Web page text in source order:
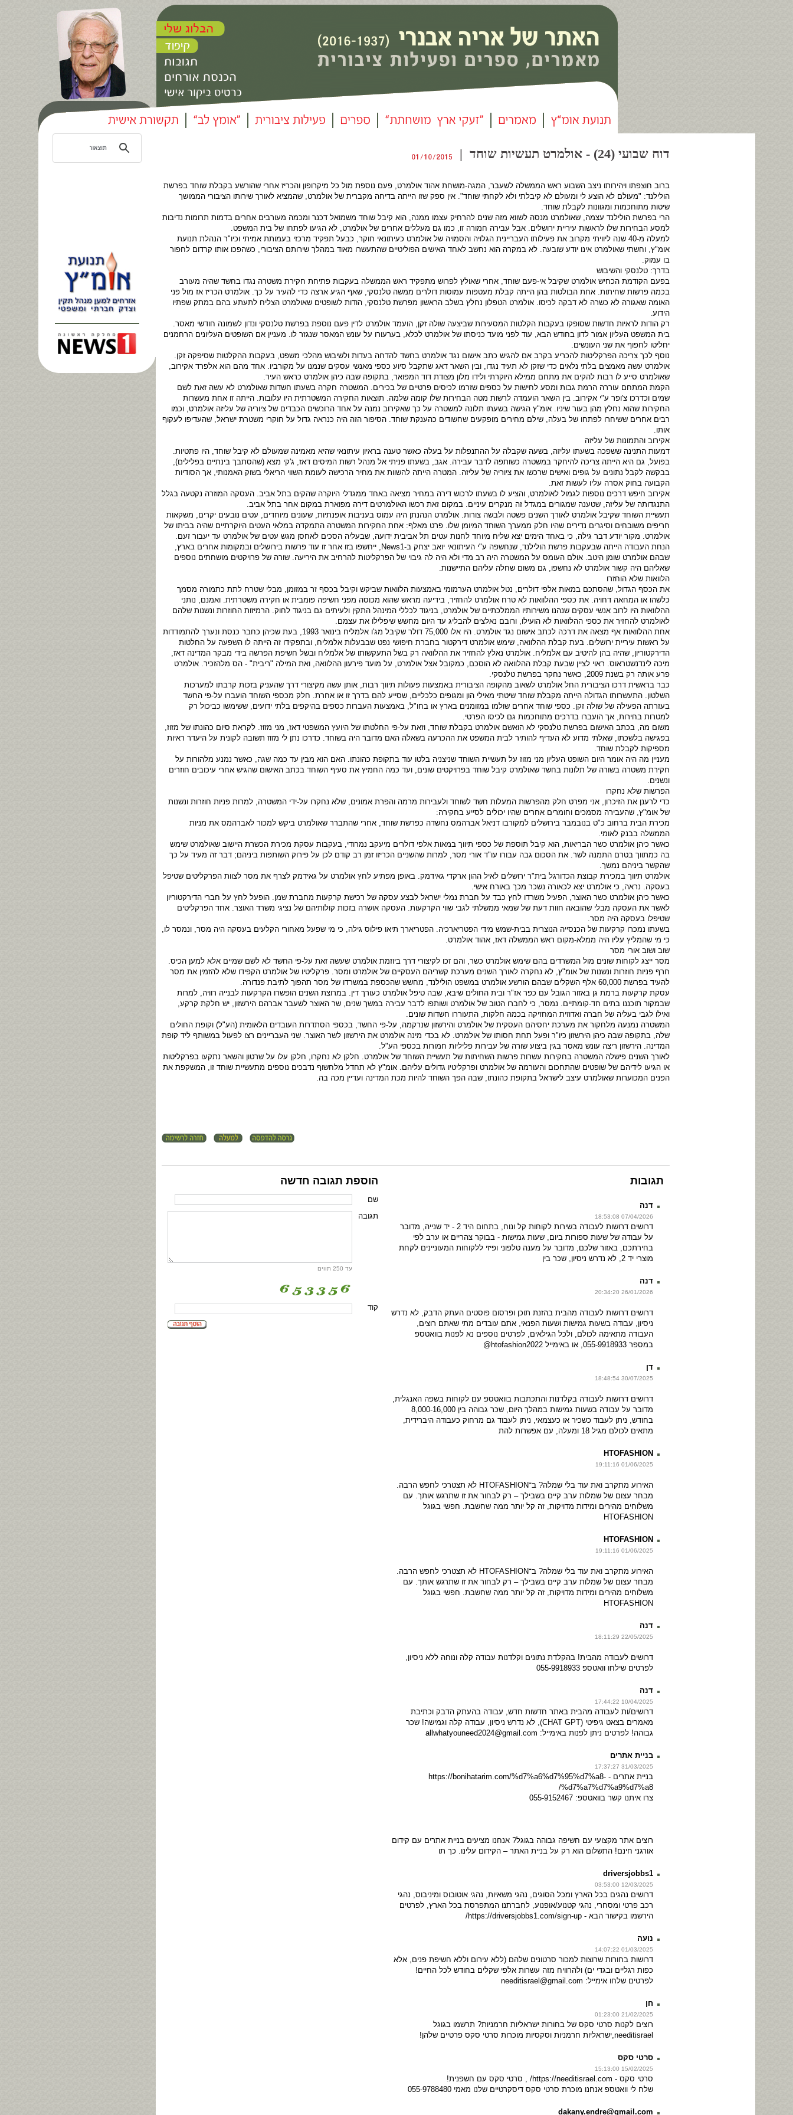
דוח שבועי (24) - אולמרט תעשיות שוחד |
ברוב חוצפתו ויהירותו ניצב השבוע ראש הממשלה לשעבר, המגה-מושחת אהוד אולמרט, פעם נוספת מול כל מיקרופון והכריז אחרי שהורשע בקבלת שוחד בפרשת
הולילנד: "מעולם לא הוצע לי ומעולם לא קיבלתי ולא לקחתי שוחד". אין ספק שזו הייתה בדיחה מקברית של אולמרט, שהמציא לאורך שירותו הציבורי הממושך
שיטות מתוחכמות ומגוונות לקבלת שוחד.
הרי בפרשת הולילנד עצמה, שאולמרט מנסה לשווא מזה שנים להרחיק עצמו ממנה, הוא קיבל שוחד משמואל דכנר ומכמה מעורבים אחרים בדמות תרומות נדיבות
למסע הבחירות שלו לראשות עיריית ירושלים. אבל עבירה חמורה זו, כמו גם מעללים אחרים של אולמרט, לא הגיעו לפתחו של בית המשפט.
למעלה מ-40 שנה ליוויתי מקרוב את פעילותו העבריינית הגלויה והסמויה של אולמרט כעיתונאי חוקר, כבעל תפקיד מרכזי בעמותת אמיתי וכיו"ר הנהלת תנועת
אומ"ץ, וחשתי שאולמרט אינו יודע שובעה. לא במקרה הוא נחשב לאחד האישים הפוליטיים שהתעשרו מאוד במהלך שירותם הציבורי, כשהפכו אותו קרדום לחפור
בו עמוק.
בדרך: טלנסקי והשיבוש
בפעם הקודמת הכחיש אולמרט שקיבל אי-פעם שוחד, אחרי שאולץ לפרוש מתפקיד ראש הממשלה בעקבות פתיחת חקירת משטרה נגדו בחשד שהיה מעורב
בכמה פרשות שחיתות. אחת הבולטות בהן הייתה קבלת מעטפות עמוסות דולרים ממשה טלנסקי, שאף הגיע ארצה כדי להעיר על כך. אולמרט הכריז אז מול פני
האומה שאגורה לא כשרה לא דבקה לכיסו. אולמרט הטפלון נחלץ בשלב הראשון מפרשת טלנסקי, הודות לשופטים שאולמרט הצליח לתעתע בהם במתק שפתיו
הידוע.
רק הודות לראיות חדשות שסופקו בעקבות הקלטות המסעירות שביצעה שולה זקן, הועמד אולמרט לדין פעם נוספת בפרשת טלנסקי ונדון לשמונה חודשי מאסר.
בית המשפט העליון אמור לדון בחודש הבא, עוד לפני מועד כניסתו של אולמרט לכלא, בערעורו על עונש המאסר שנגזר לו. מעניין אם השופטים העליונים הרחמנים
יחליטו לחפוף את שני העונשים.
נוסף לכך צריכה הפרקליטות להכריע בקרב אם להגיש כתב אישום נגד אולמרט בחשד להדחה בעדות ולשיבוש מהלכי משפט, בעקבות ההקלטות שסיפקה זקן.
אולמרט עשה מאמצים בלתי נלאים כדי שזקן לא תעיד נגדו, ובין השאר דאג שתקבל סיוע כספי מאנשי עסקים שנמנו על מקורביו. אחד מהם הוא אלפרד אקירוב,
שאולמרט סייע לו רבות להקים את מתחם ממילא היוקרתי ולידו מלון מצודת דוד המפואר, בתקופה שבה כיהן אולמרט כראש העיר.
הקמת המתחם עוררה הרמת גבות ומסע לחישות על כספים שזרמו לכיסים פרטיים של בכירים. המשטרה חקרה בשעתו חשדות שאולמרט לא עשה זאת לשם
שמים וכדרכו צ'ופר ע"י אקירוב. בין השאר הועמדה לרשות מטה הבחירות שלו קומה שלמה. תוצאות החקירה המשטרתית היו עלובות. הייתה זו אחת מעשרות
החקירות שהוא נחלץ מהן בעור שיניו. אומ"ץ הגישה בשעתו תלונה למשטרה על כך שאקירוב נמנה על אחד הרוכשים הכבדים של ציוריה של עליזה אולמרט, וכמו
רבים אחרים ששיחרו לפתחו של בעלה, שילם מחירים מופקעים שחשודים כהענקת שוחד. הסיפור הזה היה כנראה גדול על חוקרי משטרת ישראל, שהעדיפו לעקוף
אותו.
אקירוב והתמונות של עליזה
דמעות התנינה ששפכה בשעתו עליזה, בשעה שקבלה על ההתנפלות על בעלה כאשר טענה בראיון עיתונאי שהיא מאמינה שמעולם לא קיבל שוחד, היו פתטיות.
בפועל, גם היא הייתה צריכה להיחקר במשטרה כשותפה לדבר עבירה. אגב, בשעתו פניתי אל מנהל רשות המיסים דאז, ג'קי מצא (שהסתבך בינתיים בפלילים),
בבקשה לקבל נתונים על גופים ואישים שרכשו את ציוריה של עליזה. המטרה הייתה להשוות את מחיר הרכישה לעומת השווי הריאלי בשוק האמנותי, אך הסודיות
הקבועה בחוק אסרה עליו לעשות זאת.
אקירוב חיפש דרכים נוספות לגמול לאולמרט, והציע לו בשעתו לרכוש דירה במחיר מציאה באחד ממגדלי היוקרה שהקים בתל אביב. העסקה המוזרה נקטעה בגלל
התנגדותה של עליזה, שטענה שמגורים במגדל זה מנקרים עיניים. במקום זאת רכשו האולמרטים דירה מפוארת במקום אחר בתל אביב.
תעשיית השוחד שקיבל אולמרט לאורך השנים פשטה ולבשה צורות. אולמרט הנהנתן היה עמוס בעניבות אופנתיות, שעונים מיוחדים, עטים נובעים יקרים, משקאות
חריפים משובחים וסיגרים נדירים שהיו חלק ממערך השוחד המיומן שלו. פרט מאלף: אחת החקירות המשטרה התמקדה במלאי העטים היוקרתיים שהיה בביתו של
אולמרט. מקור יודע דבר גילה, כי באחד הימים יצא שליח מיוחד לחנות עטים תל אביבית ידועה, שבעליה הסכים לאחסן מגש עטים של אולמרט עד יעבור זעם.
הנחת העבודה הייתה שבעקבות פרשת הולילנד, שנחשפה ע"י העיתונאי יואב יצחק ב-News1, ייחשפו בזו אחר זו עוד פרשות בירושלים ובמקומות אחרים בארץ,
שבהם אולמרט שומן היטב. אולם העומס על המשטרה היה רב מדי ולא היה לה גיבוי של הפרקליטות להרחיב את היריעה. שורה של פרויקטים מושחתים נוספים
שאליהם היה קשור אולמרט לא נחשפו, גם משום שחלה עליהם התיישנות.
הלוואות שלא הוחזרו
את הכסף הגדול, שהסתכם במאות אלפי דולרים, נטל אולמרט הערמומי באמצעות הלוואות שביקש וקיבל בכסף זר במזומן, מבלי שטרח לתת כתמורה מסמך
כלשהו או המחאה דחויה. את כספי ההלוואות לא טרח אולמרט להחזיר, בידיעה מראש שהוא מכוסה מפני חשיפה פומבית או חקירה משטרתית. ואמנם, נותני
ההלוואות היו לרוב אנשי עסקים שנהנו משירותיו הממלכתיים של אולמרט, בניגוד לכללי המינהל התקין ולעיתים גם בניגוד לחוק. הרמיזות החוזרות ונשנות שלהם
לאולמרט להחזיר את כספי ההלוואות לא הועילו, ורובם נאלצים להבליג עד היום מחשש שיפלילו את עצמם.
אחת ההלוואות אף מצאה את דרכה לכתב אישום נגד אולמרט. היו אלו 75,000 דולר שקיבל מג'ו אלמליח בינואר 1993, בעת שכיהן כחבר כנסת ונערך להתמודדות
על ראשות עיריית ירושלים. בעת קבלת ההלוואה, שימש אולמרט דירקטור בחברת חיפושי נפט שבבעלות אלמליח, ובתפקידו זה הייתה לו השפעה על החלטות
הדירקטוריון, שהיה בהן להיטיב עם אלמליח. אולמרט נאלץ להחזיר את ההלוואה רק בשל התעקשותו של אלמליח ובשל חשיפת הפרשה בידי מבקר המדינה דאז,
מיכה לינדנשטראוס. ראוי לציין שבעת קבלת ההלוואה לא הוסכם, כמקובל אצל אולמרט, על מועד פירעון ההלוואה, ואת המילה "ריבית" - הס מלהזכיר. אולמרט
פרע אותה רק בשנת 2009, כאשר נחקר בפרשת טלנסקי.
כבר בראשית דרכו הציבורית החל אולמרט לשאוב מהקופה הציבורית באמצעות פעולות תיווך רבות, אותן עשה מקיצורי דרך שהעניק בזכות קרבתו למערכות
השלטון. התעשרותו הגדולה הייתה מקבלת שוחד שיטתי מאילי הון ומגופים כלכליים, שסייע להם בדרך זו או אחרת. חלק מכספי השוחד הועברו על-פי החשד
בעזרתה הפעילה של שולה זקן. כספי שוחד אחרים שולמו במזומנים בארץ או בחו"ל, באמצעות העברות כספים בהיקפים בלתי ידועים, ששימשו כביכול רק
למטרות בחירות, אך הועברו בדרכים מתוחכמות גם לכיסו הפרטי.
משום מה, בכתב האישום בפרשת טלנסקי לא הואשם אולמרט בקבלת שוחד, וזאת על-פי החלטתו של היועץ המשפטי דאז, מני מזוז. לקראת סיום כהונתו של מזוז,
בפגישה בלשכתו, שאלתי מדוע לא העדיף להותיר לבית המשפט את ההכרעה בשאלה האם מדובר היה בשוחד. כדרכו נתן לי מזוז תשובה לקונית על היעדר ראיות
מספיקות לקבלת שוחד.
מעניין מה היה אומר היום השופט העליון מני מזוז על תעשיית השוחד שניצניה בלטו עוד בתקופת כהונתו. האם הוא מבין עד כמה שגה, כאשר נמנע מלהורות על
חקירת משטרה בשורה של תלונות בחשד שאולמרט קיבל שוחד בפרויקטים שונים, ועד כמה החמיץ את סעיף השוחד בכתב האישום שהגיש אחרי עיכובים חוזרים
ונשנים.
הפרשות שלא נחקרו
כדי לרענן את הזיכרון, אני מפרט חלק מהפרשות המעלות חשד לשוחד ולעבירות מרמה והפרת אמונים, שלא נחקרו על-ידי המשטרה, למרות פניות חוזרות ונשנות
של אומ"ץ, שהעבירה מסמכים וחומרים אחרים שהיו יכולים לסייע בחקירה:
מכירת הבית ברחוב כ"ט בנובמבר בירושלים למקורבו דניאל אברהמס נחשדה כפרשת שוחד, אחרי שהתברר שאולמרט ביקש למכור לאברהמס את מניות
הממשלה בבנק לאומי.
כאשר כיהן אולמרט כשר הבריאות, הוא קיבל תוספת של כספי תיווך במאות אלפי דולרים מיעקב נמרודי, בעקבות עסקת מכירת הכשרת היישוב שאולמרט שימש
בה כמתווך בטרם התמנה לשר. את הסכום גבה עבורו עו"ד אורי מסר, למרות שהשניים הכריזו זמן רב קודם לכן על פירוק השותפות ביניהם; דבר זה מעיד על כך
שהקשר ביניהם נמשך.
אולמרט תיווך במכירת קבוצת הכדורגל בית"ר ירושלים לאיל ההון ארקדי גאידמק. באופן מפתיע לחץ אולמרט על גאידמק לצרף את מסר לצוות הפרקליטים שטיפל
בעסקה. נראה, כי אולמרט יצא לכאורה נשכר מכך באורח אישי.
כאשר כיהן אולמרט כשר האוצר, הפעיל משרדו לחץ כבד על חברת נמלי ישראל לבצע עסקה של רכישת קרקעות מחברת שמן. הופעל לחץ על חברי הדירקטוריון
לאשר את העסקה מבלי שהובאה חוות דעת של שמאי ממשלתי לגבי שווי הקרקעות. העסקה אושרה בזכות קולותיהם של נציגי משרד האוצר. אחד הפרקליטים
שטיפלו בעסקה היה מסר.
בשעתו נמכרו קרקעות של הכנסייה הנוצרית בבית-שמש מידי הפטריארכיה. הפטריארך תיאו פילוס גילה, כי מי שפעל מאחורי הקלעים בעסקה היה מסר, ונמסר לו,
כי מי שהמליץ עליו היה ממלא-מקום ראש הממשלה דאז, אהוד אולמרט.
שוב ושוב אורי מסר
מסר ייצג לקוחות שונים מול המשרדים בהם שימש אולמרט כשר, והם זכו לקיצורי דרך ביוזמת אולמרט שעשה זאת על-פי החשד לא לשם שמיים אלא למען הכיס.
חרף פניות חוזרות ונשנות של אומ"ץ, לא נחקרה לאורך השנים מערכת קשריהם העסקיים של אולמרט ומסר. פרקליטיו של אולמרט הקפידו שלא להזמין את מסר
להעיד בפרשת 60,000 אלף השקלים שבהם הורשע אולמרט במשפט הולילנד, מחשש שהכספת במשרדו של מסר תהפוך לתיבת פנדורה.
עסקת קרקעות ברמת גן באזור הגובל עם כפר אז"ר ובית החולים שיבא, שבה טיפל אולמרט כעורך דין. במרוצת השנים הופשרו הקרקעות לבנייה רוויה, למרות
שבמקור תוכננו בתים חד-קומתיים. נמסר, כי לחברו הטוב של אולמרט ושותפו לדבר עבירה במשך שנים, שר האוצר לשעבר אברהם הירשזון, יש חלקת קרקע,
ואילו לגבי בעליה של חברה ואדוזית המחזיקה בכמה חלקות, התעוררו חשדות שונים.
המשטרה נמנעה מלחקור את מערכת יחסיהם העסקית של אולמרט והירשזון שנרקמה, על-פי החשד, בכספי הסתדרות העובדים הלאומית (הע"ל) וקופת החולים
שלה, בתקופה שבה כיהן הירשזון כיו"ר ופעל תחת חסותו של אולמרט. לא בכדי מינה אולמרט את הירשזון לשר האוצר. שני העבריינים רצו לפעול במשותף ליד קופת
המדינה. הירשזון ריצה עונש מאסר בגין ביצוע שורה של עבירות פליליות חמורות בכספי הע"ל.
לאורך השנים פישלה המשטרה בחקירות עשרות פרשות השחיתות של תעשיית השוחד של אולמרט. חלקן לא נחקרו, חלקן עלו על שרטון והשאר נתקעו בפרקליטות
או הגיעו לידיהם של שופטים שהתחכום והעורמה של אולמרט ופרקליטיו גדולים עליהם. אומ"ץ לא תחדל מלחשוף נדבכים נוספים מתעשיית שוחד זו, המשקפת את
הפנים המכוערות שאולמרט עיצב לישראל בתקופת כהונתו, שבה הפך השוחד להיות מכת המדינה ועדיין מכה בה.
הוספת תגובה חדשה
שם
עד 250 תווים
תגובה
קוד
תגובות
דנה
07/04/2026 18:53:08
דרושים דרושות לעבודה בשירות לקוחות קל ונוח, בתחום היד 2 - יד שנייה, מדובר
על עבודה של שעות ספורות ביום, שעות גמישות - בבוקר צהריים או ערב לפי
בחירתכם, באזור שלכם, מדובר על מענה טלפוני ופיזי ללקוחות המעוניינים לקחת
מוצרי יד 2, לא נדרש ניסיון, שכר בין
דנה
26/01/2026 20:34:20
דרושים דרושות לעבודה מהבית בהזנת תוכן ופרסום פוסטים העתק הדבק, לא נדרש
ניסיון, עבודה בשעות גמישות ושעות הפנאי, אתם עובדים מתי שאתם רוצים,
העבודה מתאימה לכולם, ולכל הגילאים, לפרטים נוספים נא לפנות בוואטספ
במספר 055-9918933, או באימייל htofashion2022@
דן
30/07/2025 18:48:54
דרושים דרושות לעבודה בקלדנות והתכתבות בוואטספ עם לקוחות בשפה האנגלית,
מדובר על עבודה בשעות גמישות במהלך היום, שכר גבוהה בין 8,000-16,000
בחודש, ניתן לעבוד כשכיר או כעצמאי, ניתן לעבוד גם מרחוק כעבודה היברידית,
מתאים לכולם מגיל 18 ומעלה, עם אפשרות להת
HTOFASHION
01/06/2025 19:11:16
האירוע מתקרב ואת עוד בלי שמלה? ב־HTOFASHION לא תצטרכי לחפש הרבה.
מבחר עצום של שמלות ערב קיים בשבילך – רק לבחור את זו שתרגש אותך. עם
משלוחים מהירים ומידות מדויקות, זה קל יותר ממה שחשבת. חפשי בגוגל
HTOFASHION
HTOFASHION
01/06/2025 19:11:16
האירוע מתקרב ואת עוד בלי שמלה? ב־HTOFASHION לא תצטרכי לחפש הרבה.
מבחר עצום של שמלות ערב קיים בשבילך – רק לבחור את זו שתרגש אותך. עם
משלוחים מהירים ומידות מדויקות, זה קל יותר ממה שחשבת. חפשי בגוגל
HTOFASHION
דנה
22/05/2025 18:11:29
דרושים לעבודה מהבית! בהקלדת נתונים וקלדנות עבודה קלה ונוחה ללא ניסיון,
לפרטים שילחו וואטספ 055-9918933
דנה
10/04/2025 17:44:22
דרושים/ות לעבודה מהבית באתר חדשות חדש, עבודה בהעתק הדבק וכתיבת
מאמרים בצאט גיפיטי (CHAT GPT), לא נדרש ניסיון, עבודה קלה וגמישה! שכר
גבוהה! לפרטים ניתן לפנות באימייל: allwhatyouneed2024@gmail.com
בניית אתרים
31/03/2025 17:37:27
בניית אתרים - https://bonihatarim.com/%d7%a6%d7%95%d7%a8-
%d7%a7%d7%a9%d7%a8/
צרו איתנו קשר בוואטספ: 055-9152467
רוצים אתר מקצועי עם חשיפה גבוהה בגוגל? אנחנו מציעים בניית אתרים עם קידום
אורגני חינם! התשלום הוא רק על בניית האתר – הקידום עלינו. כך תו
driversjobbs1
12/03/2025 03:53:00
דרושים נהגים בכל הארץ ומכל הסוגים, נהגי משאיות, נהגי אוטובוס ומיניבוס, נהגי
רכב פרטי ומסחרי, נהגי קטנוע/אופנוע, לחברתנו המתפרסת בכל הארץ, לפרטים
הירשמו בקישור הבא - https://driversjobbs1.com/sign-up/
נועה
01/03/2025 14:07:22
דרושות בחורות שרוצות למכור סרטונים שלהם (ללא עירום וללא חשיפת פנים, אלא
כפות רגליים ובגדי ים) ולהרוויח מזה עשרות אלפי שקלים בחודש לכל החיים!
לפרטים שלחו אימייל: needitisrael@gmail.com
חן
21/02/2025 01:23:00
רוצים לקנות סרטי סקס של בחורות ישראליות חרמניות? תרשמו בגוגל
needitisrael,ישראליות חרמניות וסקסיות מוכרות סרטי סקס פרטיים שלהן!
סרטי סקס
15/02/2025 15:13:00
סרטי סקס - https://needitisrael.com/ , סרטי סקס עם חשפנית!
שלח לי וואטספ אנחנו מוכרת סרטי סקס דיסקרטיים שלנו מאמי 055-9788480
dakany.endre@gmail.com